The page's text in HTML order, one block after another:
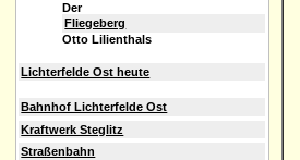
Der
Fliegeberg
Otto Lilienthals
Lichterfelde Ost heute
Bahnhof Lichterfelde Ost
Kraftwerk Steglitz
Straßenbahn